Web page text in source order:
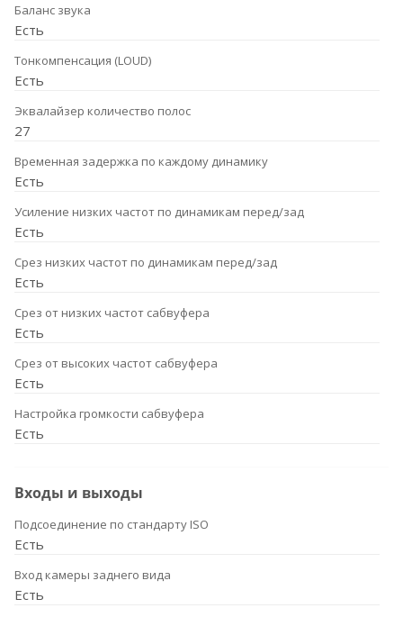
Баланс звука
Есть
Тонкомпенсация (LOUD)
Есть
Эквалайзер количество полос
27
Временная задержка по каждому динамику
Есть
Усиление низких частот по динамикам перед/зад
Есть
Срез низких частот по динамикам перед/зад
Есть
Срез от низких частот сабвуфера
Есть
Срез от высоких частот сабвуфера
Есть
Настройка громкости сабвуфера
Есть
Входы и выходы
Подсоединение по стандарту ISO
Есть
Вход камеры заднего вида
Есть